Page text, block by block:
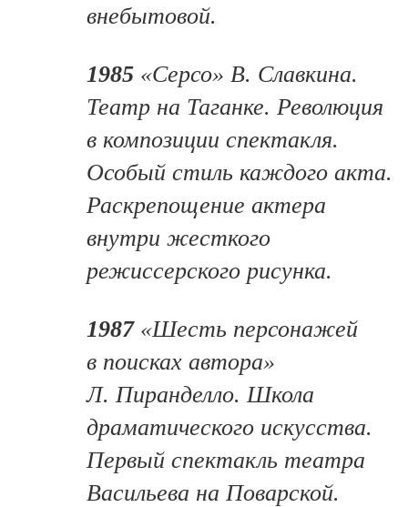
внебытовой.
1985«Серсо» В. Славкина.
Театр на Таганке. Революция
в композиции спектакля.
Особый стиль каждого акта.
Раскрепощение актера
внутри жесткого
режиссерского рисунка.
1987«Шесть персонажей
в поисках автора»
Л. Пиранделло. Школа
драматического искусства.
Первый спектакль театра
Васильева на Поварской.